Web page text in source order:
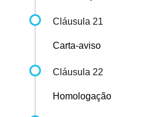
Cláusula 21
Carta-aviso
Cláusula 22
Homologação